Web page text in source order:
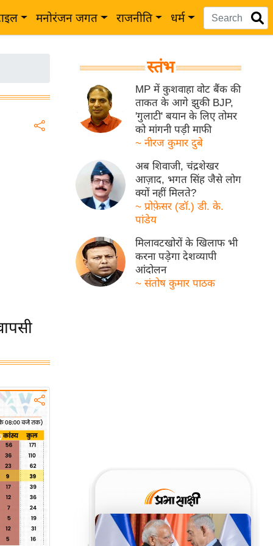
मनोरंजन जगत राजनीति धर्म
स्तंभ
MP में कुशवाहा वोट बैंक की
ताकत के आगे झुकी BJP,
'गुलाटी' बयान के लिए तोमर
को मांगनी पड़ी माफी
~ नीरज कुमार दुबे
अब शिवाजी, चंद्रशेखर
आज़ाद, भगत सिंह जैसे लोग
क्यों नहीं मिलते?
~ प्रोफ़ेसर (डॉ.) डी. के.
पांडेय
मिलावटखोरों के खिलाफ भी
करना पड़ेगा देशव्यापी
आंदोलन
~ संतोष कुमार पाठक